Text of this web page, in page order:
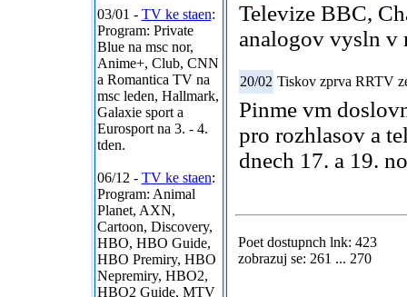
03/01 - TV ke staen:
Program: Private
Blue na msc nor,
Anime+, Club, CNN
a Romantica TV na
msc leden, Hallmark,
Galaxie sport a
Eurosport na 3. - 4.
tden.
06/12 - TV ke staen:
Program: Animal
Planet, AXN,
Cartoon, Discovery,
HBO, HBO Guide,
HBO Premiry, HBO
Nepremiry, HBO2,
HBO2 Guide, MTV
Televize BBC,
analogov vysln v
20/02 Tiskov zprva RRTV
Pinme vm
pro rozhlasov a
dnech 17. a 19.
Poet dostupnch lnk: 423
zobrazuj se: 261 ... 270